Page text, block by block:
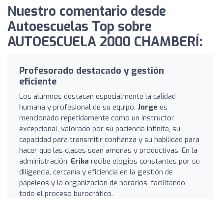
Nuestro comentario desde
Autoescuelas Top sobre
AUTOESCUELA 2000 CHAMBERÍ:
Profesorado destacado y gestión
eficiente
Los alumnos destacan especialmente la calidad
humana y profesional de su equipo. Jorge es
mencionado repetidamente como un instructor
excepcional, valorado por su paciencia infinita, su
capacidad para transmitir confianza y su habilidad para
hacer que las clases sean amenas y productivas. En la
administración, Erika recibe elogios constantes por su
diligencia, cercanía y eficiencia en la gestión de
papeleos y la organización de horarios, facilitando
todo el proceso burocrático.